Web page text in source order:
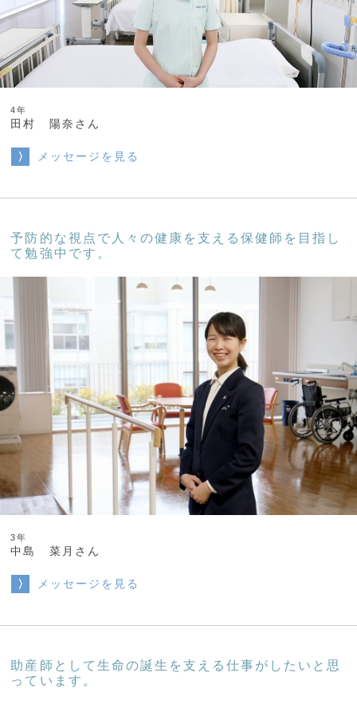
4年
田村 陽奈さん
メッセージを見る
予防的な視点で人々の健康を支える保健師を目指し
て勉強中です。
3年
中島 菜月さん
メッセージを見る
助産師として生命の誕生を支える仕事がしたいと思
っています。